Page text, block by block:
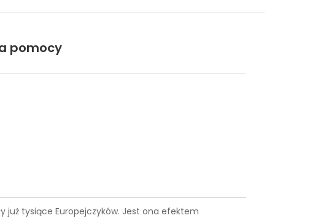
pomocy
już tysiące Europejczyków. Jest ona efektem